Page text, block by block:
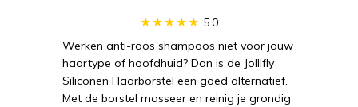
5.0
Werken anti-roos shampoos niet voor jouw
haartype of hoofdhuid? Dan is de Jollifly
Siliconen Haarborstel een goed alternatief.
Met de borstel masseer en reinig je grondig